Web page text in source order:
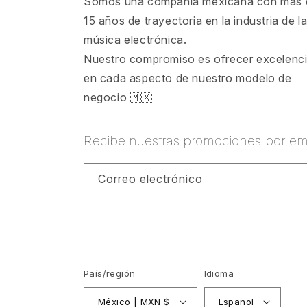
15 años de trayectoria en la industria de la
música electrónica.
Nuestro compromiso es ofrecer
en cada aspecto de nuestro modelo de
negocio 🇲🇽
Recibe nuestras promociones por
Correo electrónico
País/región
México | MXN $
Idioma
Español